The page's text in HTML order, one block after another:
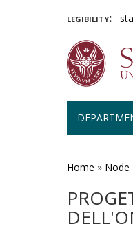
legibility:
Home » Node